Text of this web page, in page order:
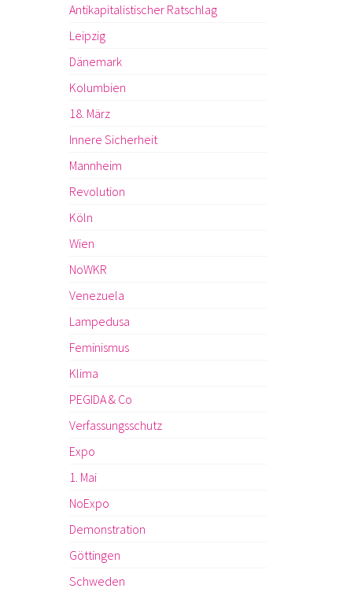
Antikapitalistischer Ratschlag
Leipzig
Dänemark
Kolumbien
18. März
Innere Sicherheit
Mannheim
Revolution
Köln
Wien
NoWKR
Venezuela
Lampedusa
Feminismus
Klima
PEGIDA & Co
Verfassungsschutz
Expo
1. Mai
NoExpo
Demonstration
Göttingen
Schweden